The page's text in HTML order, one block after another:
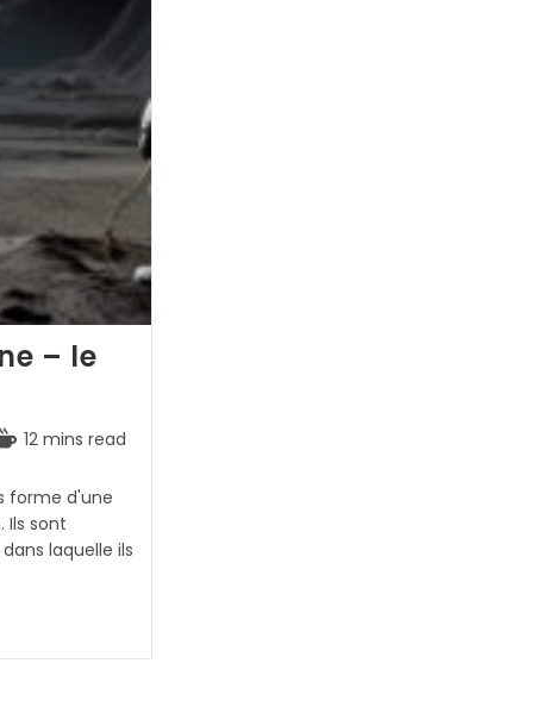
– le
:
12 mins read
forme d'une
Ils sont
laquelle ils